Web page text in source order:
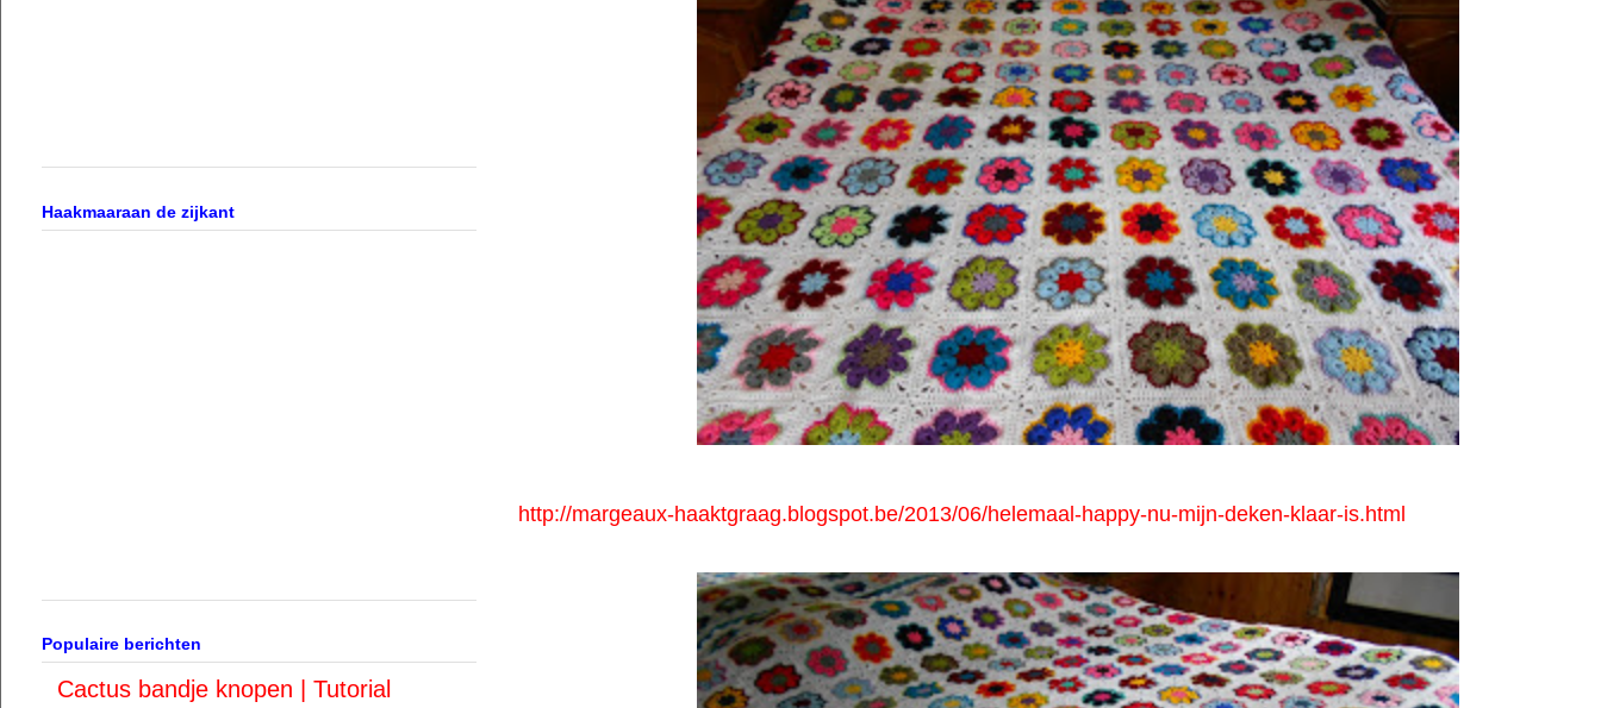
http://margeaux-haaktgraag.blogspot.be/2013/06/helemaal-happy-nu-mijn-deken-klaar-is.html
Haakmaaraan de zijkant
Populaire berichten
Cactus bandje knopen | Tutorial